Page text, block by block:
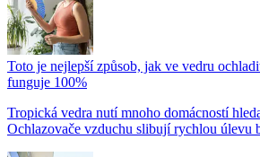
Toto je nejlepší způsob, jak ve vedru
funguje 100%
Tropická vedra nutí mnoho domácností
Ochlazovače vzduchu slibují rychlou úlevu